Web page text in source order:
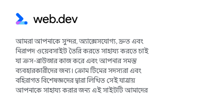
আমরা আপনাকে সুন্দর, অ্যাক্সেসযোগ্য, দ্রুত এবং
নিরাপদ ওয়েবসাইট তৈরি করতে সাহায্য করতে চাই
যা ক্রস-ব্রাউজার কাজ করে এবং আপনার সমস্ত
ব্যবহারকারীদের জন্য। ক্রোম টিমের সদস্যরা এবং
বহিরাগত বিশেষজ্ঞদের দ্বারা লিখিত সেই যাত্রায়
আপনাকে সাহায্য করার জন্য এই সাইটটি আমাদের